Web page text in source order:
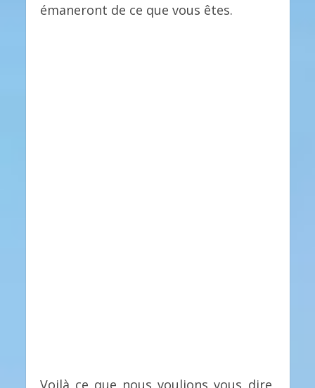
émaneront de ce que vous êtes.
Voilà ce que nous voulions vous dire,